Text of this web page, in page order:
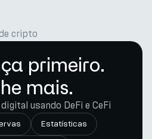
cripto
primeiro.
mais.
usando DeFi e CeFi
Estatísticas